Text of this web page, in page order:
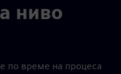
ниво
по време на процеса